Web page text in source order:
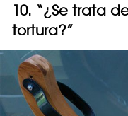
10. “¿Se trata
tortura?”